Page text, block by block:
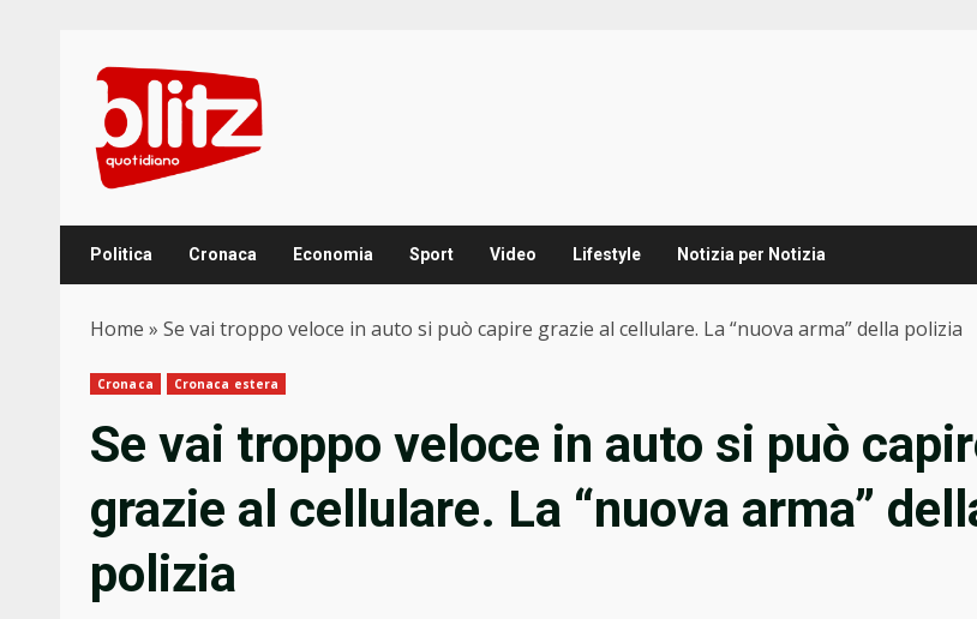
content
Politica Cronaca Economia Sport Video Lifestyle Notizia per Notizia
Home » Se vai troppo veloce in auto si può capire grazie al cellulare. La “nuova arma” della polizia
Cronaca Cronaca estera
Se vai troppo veloce in auto si può
grazie al cellulare. La “nuova arma”
polizia